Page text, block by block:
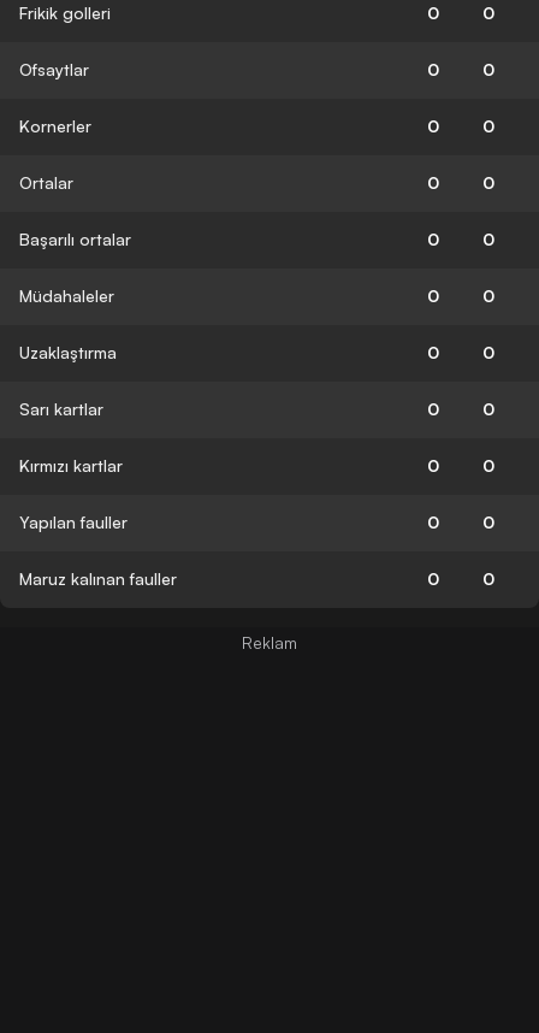
Frikik golleri 0 0
Ofsaytlar 0 0
Kornerler 0 0
Ortalar 0 0
Başarılı ortalar 0 0
Müdahaleler 0 0
Uzaklaştırma 0 0
Sarı kartlar 0 0
Kırmızı kartlar 0 0
Yapılan fauller 0 0
Maruz kalınan fauller 0 0